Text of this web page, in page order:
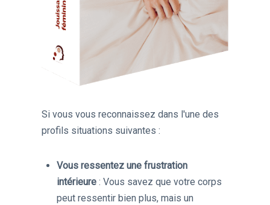
Si vous vous reconnaissez dans l'une des
profils situations suivantes :
Vous ressentez une frustration
intérieure: Vous savez que votre corps
peut ressentir bien plus, mais un